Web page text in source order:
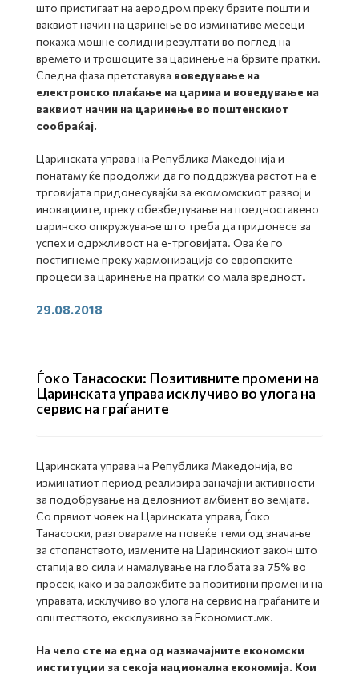
што пристигаат на аеродром преку брзите пошти и
ваквиот начин на царинење во изминативе месеци
покажа мошне солидни резултати во поглед на
времето и трошоците за царинење на брзите пратки.
Следна фаза претставува воведување на
електронско плаќање на царина и воведување на
ваквиот начин на царинење во поштенскиот
сообраќај.
Царинската управа на Република Македонија и
понатаму ќе продолжи да го поддржува растот на е-
трговијата придонесувајќи за екомомскиот развој и
иновациите, преку обезбедување на поедноставено
царинско опкружување што треба да придонесе за
успех и одржливост на е-трговијата. Ова ќе го
постигнеме преку хармонизација со европските
процеси за царинење на пратки со мала вредност.
29.08.2018
Ѓоко Танасоски: Позитивните промени на
Царинската управа исклучиво во улога на
сервис на граѓаните
Царинската управа на Република Македонија, во
изминатиот период реализира заначајни активности
за подобрување на деловниот амбиент во земјата.
Со првиот човек на Царинската управа, Ѓоко
Танасоски, разговараме на повеќе теми од значање
за стопанството, измените на Царинскиот закон што
стапија во сила и намалување на глобата за 75% во
просек, како и за заложбите за позитивни промени на
управата, исклучиво во улога на сервис на граѓаните и
општеството, ексклузивно за Економист.мк.
На чело сте на една од назначајните економски
институции за секоја национална економија. Кои